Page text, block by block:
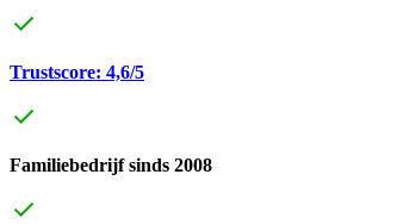
Trustscore: 4,6/5
Familiebedrijf sinds 2008